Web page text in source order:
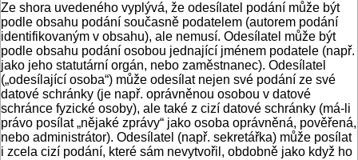
Ze shora uvedeného vyplývá, že odesílatel podání může být
podle obsahu podání současně podatelem (autorem podání
identifikovaným v obsahu), ale nemusí. Odesílatel může být
podle obsahu podání osobou jednající jménem podatele (např.
jako jeho statutární orgán, nebo zaměstnanec). Odesílatel
(„odesílající osoba“) může odesílat nejen své podání ze své
datové schránky (je např. oprávněnou osobou v datové
schránce fyzické osoby), ale také z cizí datové schránky (má-li
právo posílat „nějaké zprávy“ jako osoba oprávněná, pověřená,
nebo administrátor). Odesílatel (např. sekretářka) může posílat
i zcela cizí podání, které sám nevytvořil, obdobně jako když ho